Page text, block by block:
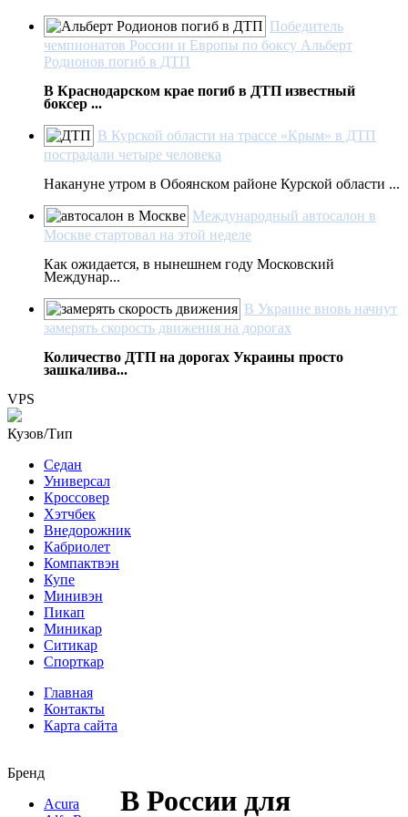
Победитель
чемпионатов России и Европы по боксу Альберт
Родионов погиб в ДТП
В Краснодарском крае погиб в ДТП известный
боксер ...
В Курской области на трассе «Крым» в ДТП
пострадали четыре человека
Накануне утром в Обоянском районе Курской области ...
Международный автосалон в
Москве стартовал на этой неделе
Как ожидается, в нынешнем году Московский
Междунар...
В Украине вновь начнут
замерять скорость движения на дорогах
Количество ДТП на дорогах Украины просто
зашкалива...
VPS
Кузов/Тип
Седан
Универсал
Кроссовер
Хэтчбек
Внедорожник
Кабриолет
Компактвэн
Купе
Минивэн
Пикап
Миникар
Ситикар
Спорткар
Главная
Контакты
Карта сайта
Бренд
Acura
В России для